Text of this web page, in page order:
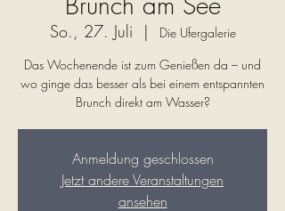
So., 27. Juli
  |
Die Ufergalerie
Das Wochenende ist zum Genießen da – und
wo ginge das besser als bei einem entspannten
Brunch direkt am Wasser?
Anmeldung geschlossen
Jetzt andere Veranstaltungen
ansehen